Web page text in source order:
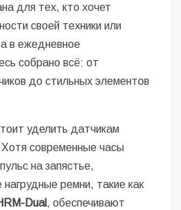
для тех, кто хочет
своей техники или
в ежедневное
собрано всё: от
до стильных элементов
уделить датчикам
современные часы
на запястье,
ремни, такие как
Dual, обеспечивают